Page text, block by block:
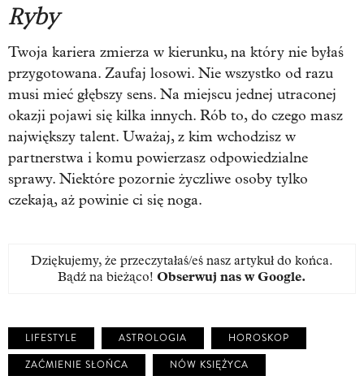
Ryby
Twoja kariera zmierza w kierunku, na który nie byłaś
przygotowana. Zaufaj losowi. Nie wszystko od razu
musi mieć głębszy sens. Na miejscu jednej utraconej
okazji pojawi się kilka innych. Rób to, do czego masz
największy talent. Uważaj, z kim wchodzisz w
partnerstwa i komu powierzasz odpowiedzialne
sprawy. Niektóre pozornie życzliwe osoby tylko
czekają, aż powinie ci się noga.
Dziękujemy, że przeczytałaś/eś nasz artykuł do końca.
Bądź na bieżąco! Obserwuj nas w Google.
LIFESTYLE ASTROLOGIA
HOROSKOP
ZAĆMIENIE SŁOŃCA
NÓW KSIĘŻYCA